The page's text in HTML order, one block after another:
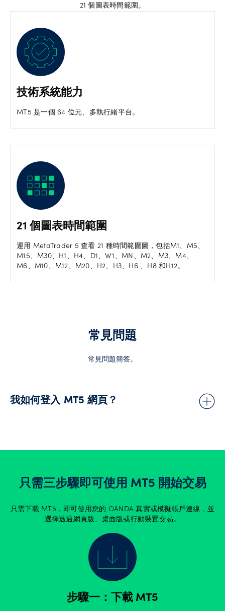
21 個圖表時間範圍。
技術系統能力
MT5 是一個 64 位元、多執行緒平台。
21 個圖表時間範圍
運用 MetaTrader 5 查看 21 種時間範圍圖，包括M1、M5、
M15、M30、H1、H4、D1、W1、MN、M2、M3、M4、
M6、M10、M12、M20、H2、H3、H6 、H8 和H12。
常見問題
常見問題簡答。
我如何登入 MT5 網頁？
用於所有作業系統和瀏覽器，不需要額外的軟體。所有傳輸的資
標分析圖表。
ID 和密碼。若您在瀏覽器儲存空間中儲存了密碼，平台將於下次
執行時自動登入交易帳戶。
只需三步驟即可使用 MT5 開始交易
只需下載 MT5，即可使用您的 OANDA 真實或模擬帳戶連線，並
選擇透過網頁版、桌面版或行動裝置交易。
步驟一：下載 MT5